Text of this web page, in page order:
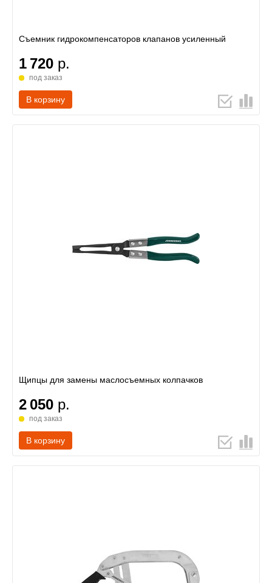
Съемник гидрокомпенсаторов клапанов усиленный
1 720 р.
под заказ
В корзину
Щипцы для замены маслосъемных колпачков
2 050 р.
под заказ
В корзину